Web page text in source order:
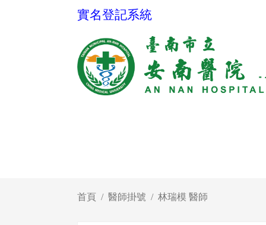
實名登記系統
首頁 醫師掛號 林瑞模 醫師